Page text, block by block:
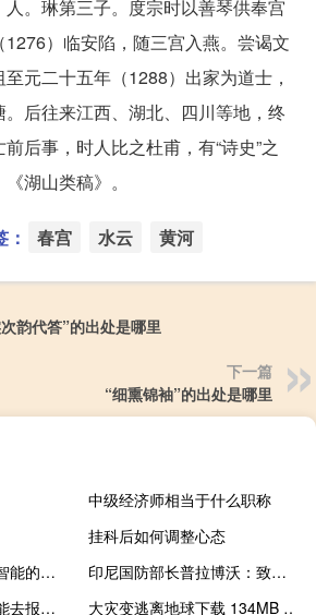
。琳第三子。度宗时以善琴供奉宫
）临安陷，随三宫入燕。尝谒文
元二十五年（1288）出家为道士，
后往来江西、湖北、四川等地，终
后事，时人比之杜甫，有“诗史”之
湖山类稿》。
春宫 水云 黄河
韵代答”的出处是哪里
下一篇
“细熏锦袖”的出处是哪里
中级经济师相当于什么职称
挂科后如何调整心态
数学悖论证明了人工智能的局限性
印尼国防部长普拉博沃：致力于在巴勒斯坦设立印度尼西亚大使馆
需要满足哪些条件才能去报名专业硕士
大灾变逃离地球下载 134MB 虚拟科幻类VR视频